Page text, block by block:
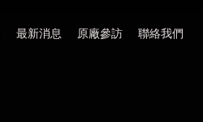
最新消息 原廠參訪 聯絡我們